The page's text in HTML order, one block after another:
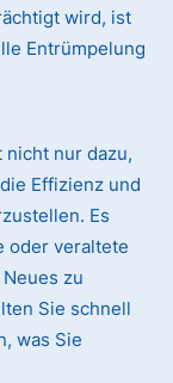
wird, ist
Entrümpelung
nicht nur dazu,
Effizienz und
Es
oder veraltete
zu
Sie schnell
was Sie